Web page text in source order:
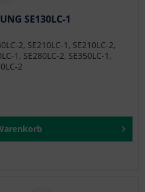
SE130LC-1
2, SE210LC-1, SE210LC-2,
1, SE280LC-2, SE350LC-1,
2